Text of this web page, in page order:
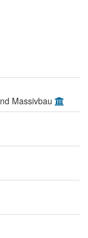
Massivbau